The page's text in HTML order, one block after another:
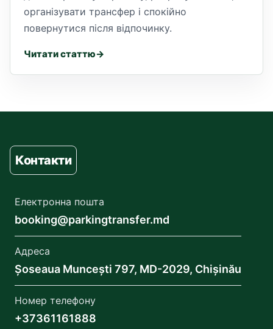
організувати трансфер і спокійно
повернутися після відпочинку.
Читати статтю
Контакти
Електронна пошта
booking@parkingtransfer.md
Адреса
Șoseaua Muncești 797, MD-2029, Chișinău
Номер телефону
+37361161888